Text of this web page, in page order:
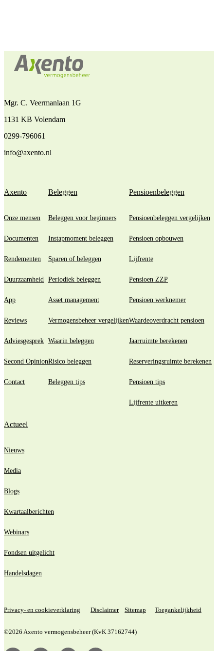
Mgr. C. Veermanlaan 1G
1131 KB Volendam
0299-796061
info@axento.nl
Axento
Onze mensen
Documenten
Rendementen
Duurzaamheid
App
Reviews
Adviesgesprek
Second Opinion
Contact
Beleggen
Beleggen voor beginners
Instapmoment beleggen
Sparen of beleggen
Periodiek beleggen
Asset management
Vermogensbeheer vergelijken
Waarin beleggen
Risico beleggen
Beleggen tips
Pensioenbeleggen
Pensioenbeleggen vergelijken
Pensioen opbouwen
Lijfrente
Pensioen ZZP
Pensioen werknemer
Waardeoverdracht pensioen
Jaarruimte berekenen
Reserveringsruimte berekenen
Pensioen tips
Lijfrente uitkeren
Actueel
Nieuws
Media
Blogs
Kwartaalberichten
Webinars
Fondsen uitgelicht
Handelsdagen
Privacy- en cookieverklaring Disclaimer Sitemap Toegankelijkheid
©2026 Axento vermogensbeheer (KvK 37162744)